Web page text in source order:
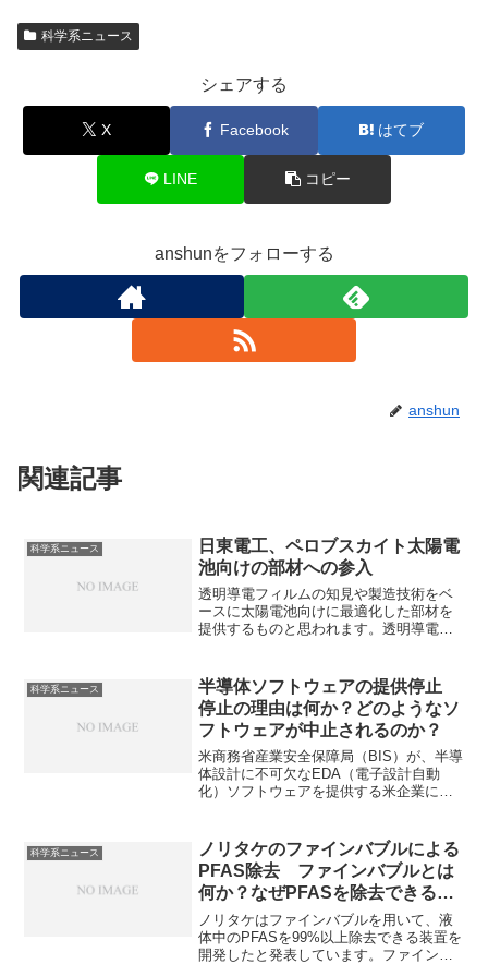
科学系ニュース
シェアする
X Facebook はてブ
LINE コピー
anshunをフォローする
anshun
関連記事
科学系ニュース
日東電工、ペロブスカイト太陽電
池向けの部材への参入
透明導電フィルムの知見や製造技術をベ
ースに太陽電池向けに最適化した部材を
提供するものと思われます。透明導電フ
科学系ニュース
半導体ソフトウェアの提供停止
停止の理由は何か？どのようなソ
フトウェアが中止されるのか？
米商務省産業安全保障局（BIS）が、半導
体設計に不可欠なEDA（電子設計自動
化）ソフトウェアを提供する米企業に対
せ、米国の国家安全保障と経済的利益を
保護しようとする意図があります。どの
ようなソフトウェアがあるのか、どのよ
うな企業が有力なのかを知ることができ
ます。
科学系ニュース
ノリタケのファインバブルによる
PFAS除去 ファインバブルとは
何か？なぜPFASを除去できるの
か？
ノリタケはファインバブルを用いて、液
体中のPFASを99%以上除去できる装置を
開発したと発表しています。ファインバ